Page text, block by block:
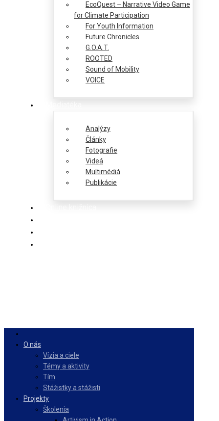
EcoQuest – Narrative Video Game
for Climate Participation
For Youth Information
Future Chronicles
G.O.A.T.
ROOTED
Sound of Mobility
VOICE
Analýzy
Články
Fotografie
Videá
Multimédiá
Publikácie
O nás
Vízia a ciele
Témy a aktivity
Tím
Stážistky a stážisti
Projekty
Školenia